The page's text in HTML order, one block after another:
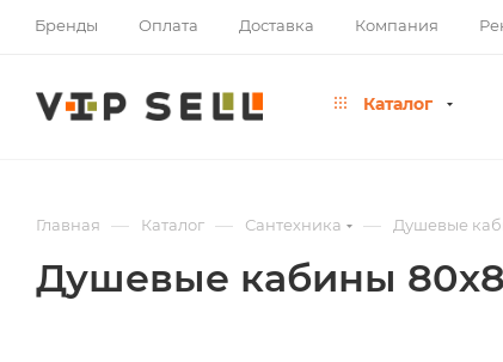
Бренды Оплата Доставка Компания
Каталог
Главная — Каталог — Сантехника — Душевые
Душевые кабины